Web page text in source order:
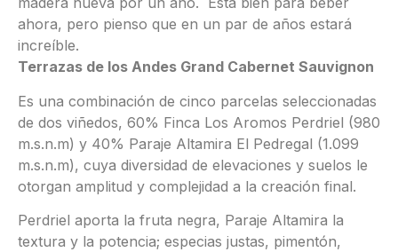
ahora, pero pienso que en un par de años estará
increíble.
Terrazas de los Andes Grand Cabernet Sauvignon
Es una combinación de cinco parcelas seleccionadas
de dos viñedos, 60% Finca Los Aromos Perdriel (980
m.s.n.m) y 40% Paraje Altamira El Pedregal (1.099
m.s.n.m), cuya diversidad de elevaciones y suelos le
otorgan amplitud y complejidad a la creación final.
Perdriel aporta la fruta negra, Paraje Altamira la
textura y la potencia; especias justas, pimentón,